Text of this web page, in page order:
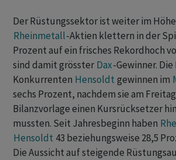
Der Rüstungssektor ist weiter im
Rheinmetall-Aktien klettern in der
Prozent auf ein frisches Rekordhoch
sind damit grösster Dax-Gewinner.
Konkurrenten Hensoldt gewinnen im
sechs Prozent, nachdem sie am
Bilanzvorlage einen Kursrücksetzer
mussten. Seit Jahresbeginn haben
Hensoldt 43 beziehungsweise 28,5
Die Aussicht auf steigende